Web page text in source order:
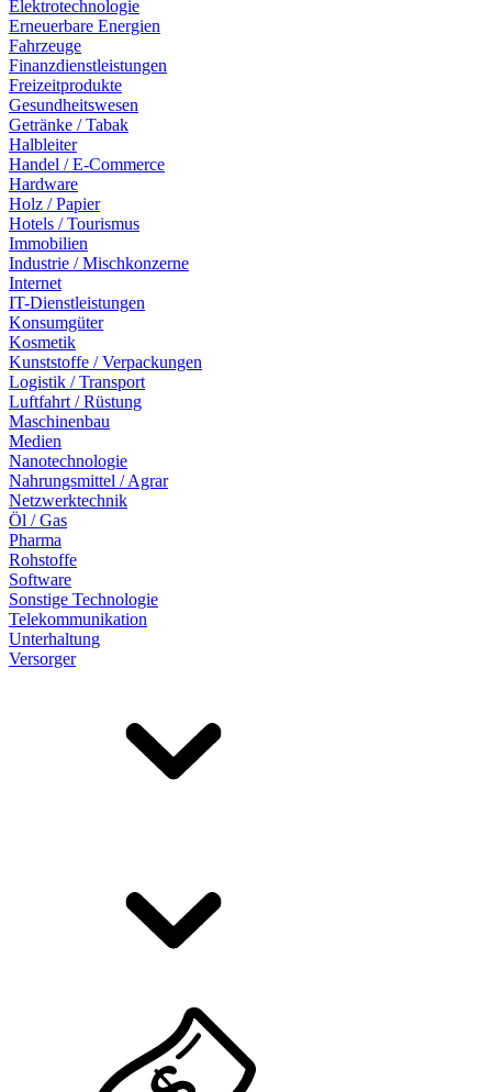
Elektrotechnologie
Erneuerbare Energien
Fahrzeuge
Finanzdienstleistungen
Freizeitprodukte
Gesundheitswesen
Getränke / Tabak
Halbleiter
Handel / E-Commerce
Hardware
Holz / Papier
Hotels / Tourismus
Immobilien
Industrie / Mischkonzerne
Internet
IT-Dienstleistungen
Konsumgüter
Kosmetik
Kunststoffe / Verpackungen
Logistik / Transport
Luftfahrt / Rüstung
Maschinenbau
Medien
Nanotechnologie
Nahrungsmittel / Agrar
Netzwerktechnik
Öl / Gas
Pharma
Rohstoffe
Software
Sonstige Technologie
Telekommunikation
Unterhaltung
Versorger